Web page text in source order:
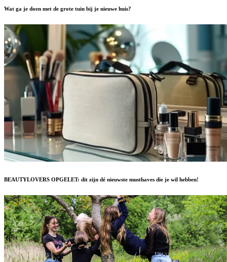
Wat ga je doen met de grote tuin bij je nieuwe huis?
BEAUTYLOVERS OPGELET: dit zijn dé nieuwste musthaves die je wil hebben!